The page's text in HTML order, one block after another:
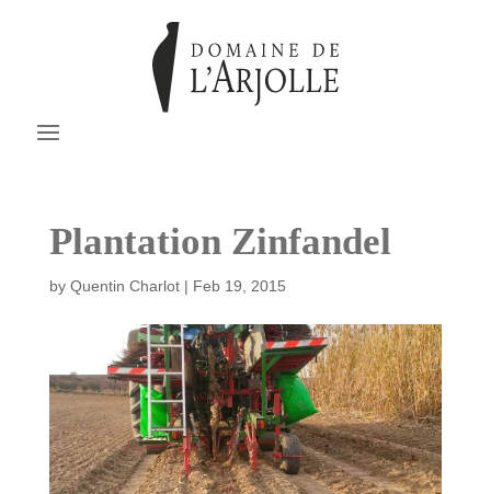
Plantation Zinfandel
by Quentin Charlot| Feb 19, 2015